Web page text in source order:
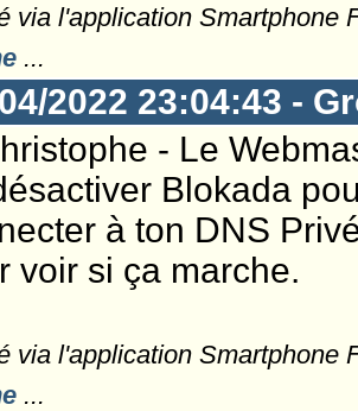
via l'application Smartphone
...
2022 23:04:43 -
- Le
Blokada
à ton DNS
voir si ça marche.
via l'application Smartphone
...